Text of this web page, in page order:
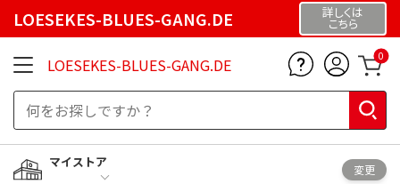
LOESEKES-BLUES-GANG.DE 詳しくは
こちら
LOESEKES-BLUES-GANG.DE 0
マイストア
変更